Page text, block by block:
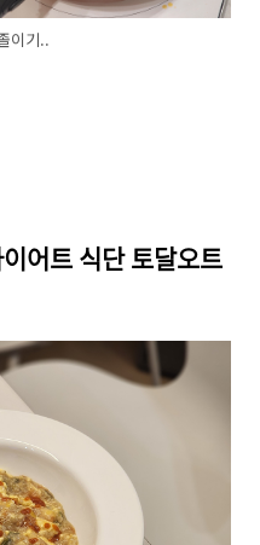
이기..
어트 식단 토달오트